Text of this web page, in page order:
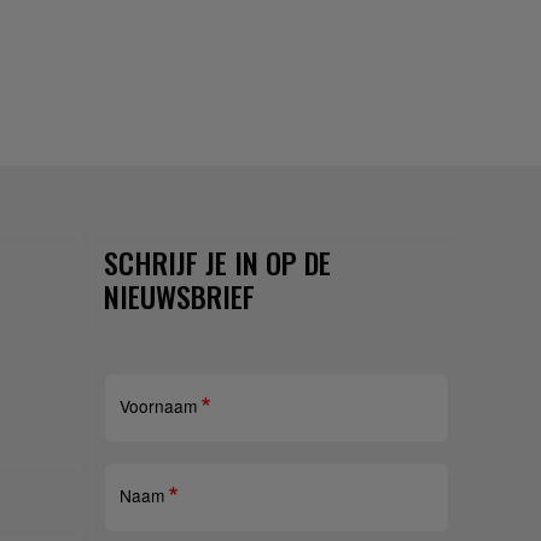
SCHRIJF JE IN OP DE
NIEUWSBRIEF
Voornaam
Naam